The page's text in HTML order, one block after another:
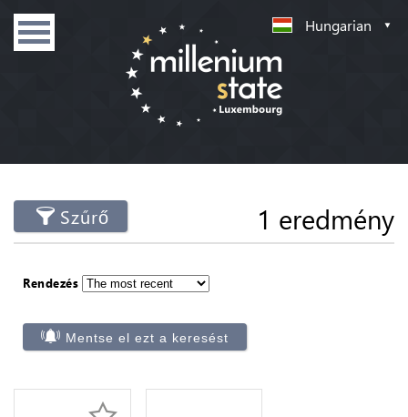
Hungarian
Szűrő 1 eredmény
Rendezés
Mentse el ezt a keresést